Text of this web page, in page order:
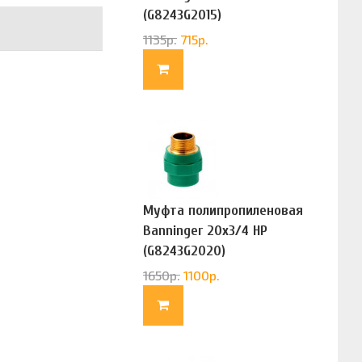
(G8243G2015)
1135р. 715р.
Муфта полипропиленовая
Banninger 20х3/4 НР
(G8243G2020)
1650р. 1100р.